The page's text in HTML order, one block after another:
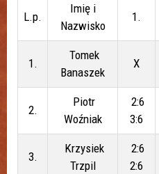
L.p.
Imię i
Nazwisko
1.
1.
Tomek
Banaszek
X
2.
Piotr
Woźniak
2:6
3:6
3.
Krzysiek
Trzpil
2:6
2:6